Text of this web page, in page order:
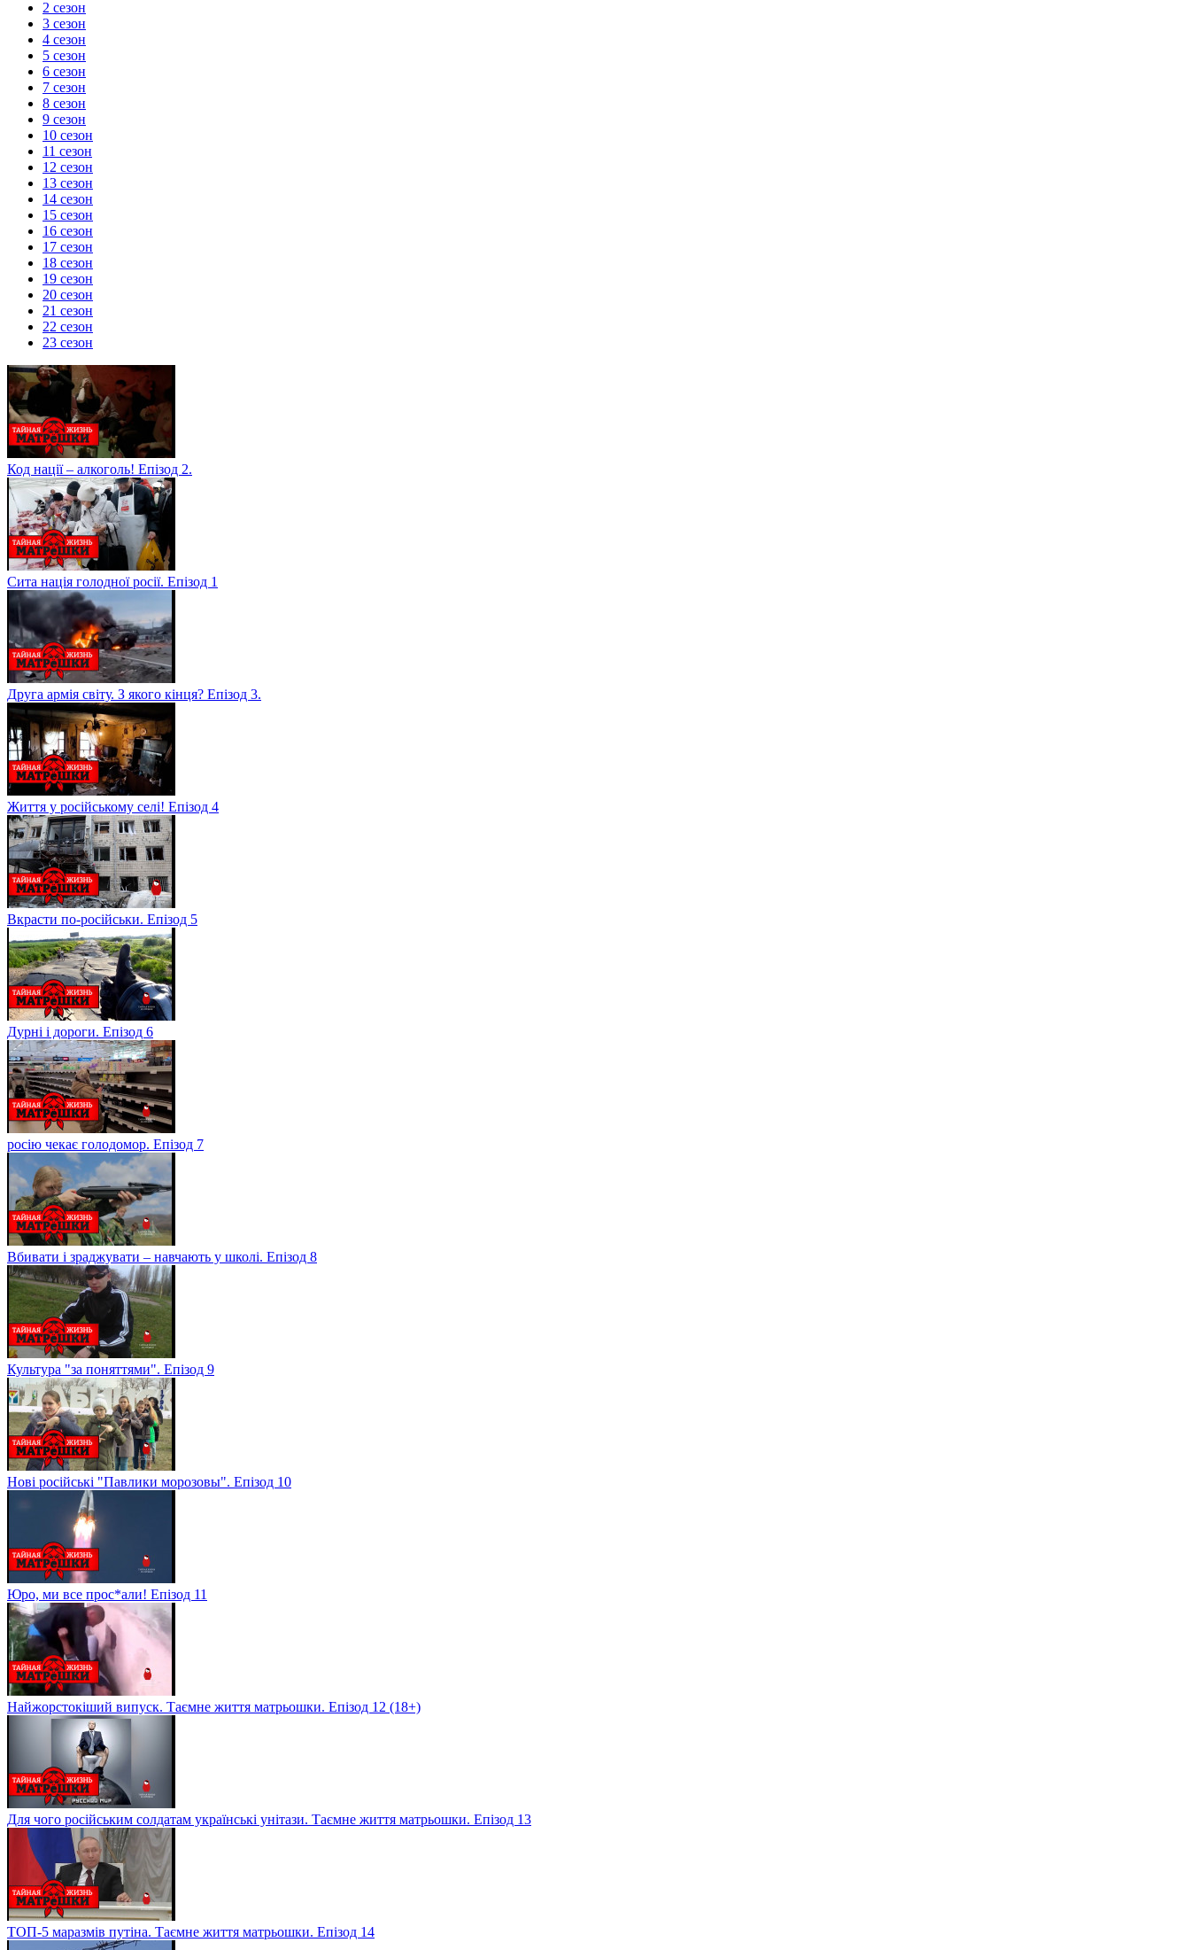
2 сезон
3 сезон
4 сезон
5 сезон
6 сезон
7 сезон
8 сезон
9 сезон
10 сезон
11 сезон
12 сезон
13 сезон
14 сезон
15 сезон
16 сезон
17 сезон
18 сезон
19 сезон
20 сезон
21 сезон
22 сезон
23 сезон
Код нації – алкоголь! Епізод 2.
Сита нація голодної росії. Епізод 1
Друга армія світу. З якого кінця? Епізод 3.
Життя у російському селі! Епізод 4
Вкрасти по-російськи. Епізод 5
Дурні і дороги. Епізод 6
росію чекає голодомор. Епізод 7
Вбивати і зраджувати – навчають у школі. Епізод 8
Культура "за поняттями". Епізод 9
Нові російські "Павлики морозовы". Епізод 10
Юро, ми все прос*али! Епізод 11
Найжорстокіший випуск. Таємне життя матрьошки. Епізод 12 (18+)
Для чого російським солдатам українські унітази. Таємне життя матрьошки. Епізод 13
ТОП-5 маразмів путіна. Таємне життя матрьошки. Епізод 14